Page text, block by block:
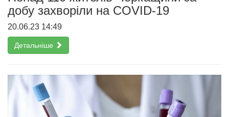
добу захворіли на COVID-19
20.06.23 14:49
Детальніше